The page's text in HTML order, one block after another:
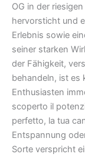
OG in der
hervorsticht und
Erlebnis sowie
seiner starken
der Fähigkeit,
behandeln, ist es
Enthusiasten
scoperto il
perfetto, la tua
Entspannung
Sorte verspricht